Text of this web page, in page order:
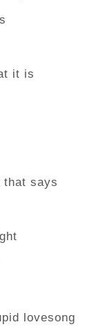
it is
that says
lovesong